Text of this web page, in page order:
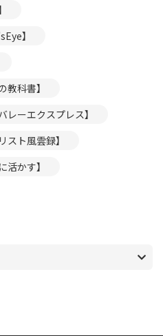
】
科書】
ーエクスプレス】
ト風雲録】
かす】